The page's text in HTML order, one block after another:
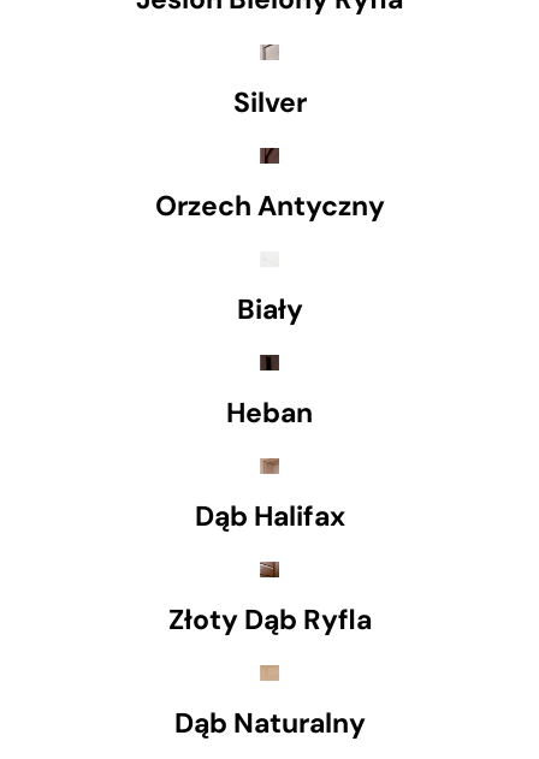
Silver
Orzech Antyczny
Biały
Heban
Dąb Halifax
Złoty Dąb Ryfla
Dąb Naturalny